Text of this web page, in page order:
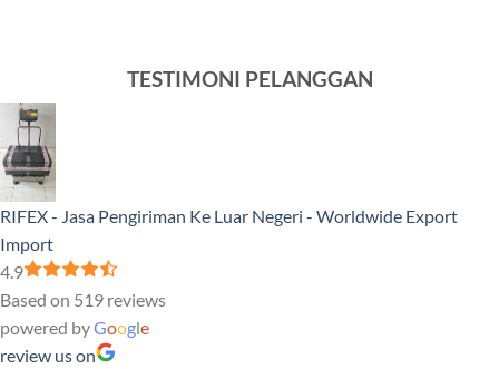
Negeri
TESTIMONI PELANGGAN
RIFEX - Jasa Pengiriman Ke Luar Negeri - Worldwide Export
Import
4.9
Based on 519 reviews
powered byGoogle
review us on